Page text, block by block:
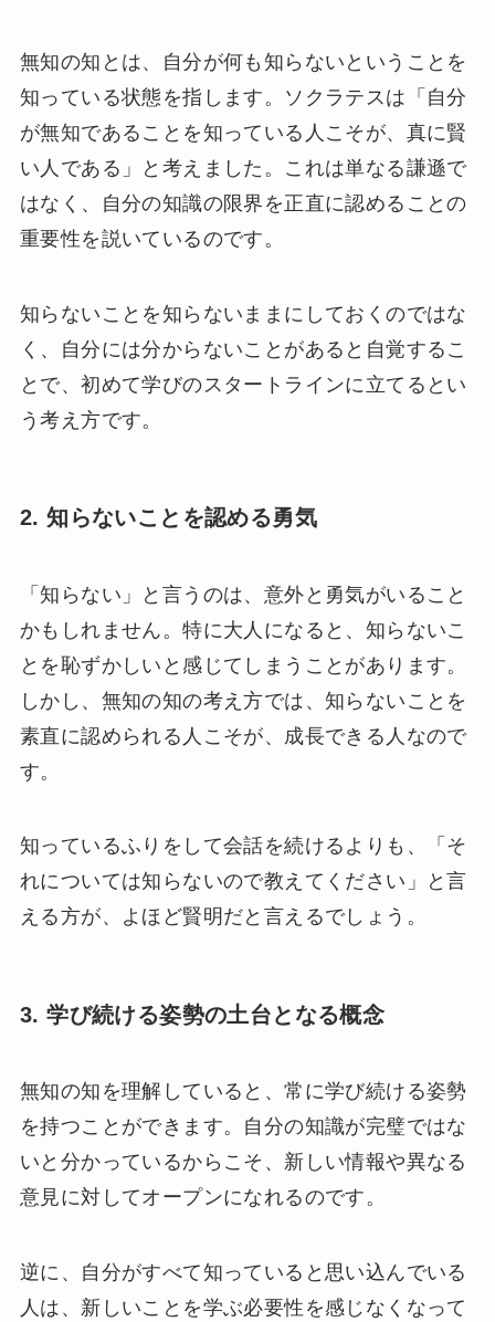
無知の知とは、自分が何も知らないということを
知っている状態を指します。ソクラテスは「自分
が無知であることを知っている人こそが、真に賢
い人である」と考えました。これは単なる謙遜で
はなく、自分の知識の限界を正直に認めることの
重要性を説いているのです。
知らないことを知らないままにしておくのではな
く、自分には分からないことがあると自覚するこ
とで、初めて学びのスタートラインに立てるとい
う考え方です。
2. 知らないことを認める勇気
「知らない」と言うのは、意外と勇気がいること
かもしれません。特に大人になると、知らないこ
とを恥ずかしいと感じてしまうことがあります。
しかし、無知の知の考え方では、知らないことを
素直に認められる人こそが、成長できる人なので
す。
知っているふりをして会話を続けるよりも、「そ
れについては知らないので教えてください」と言
える方が、よほど賢明だと言えるでしょう。
3. 学び続ける姿勢の土台となる概念
無知の知を理解していると、常に学び続ける姿勢
を持つことができます。自分の知識が完璧ではな
いと分かっているからこそ、新しい情報や異なる
意見に対してオープンになれるのです。
逆に、自分がすべて知っていると思い込んでいる
人は、新しいことを学ぶ必要性を感じなくなって